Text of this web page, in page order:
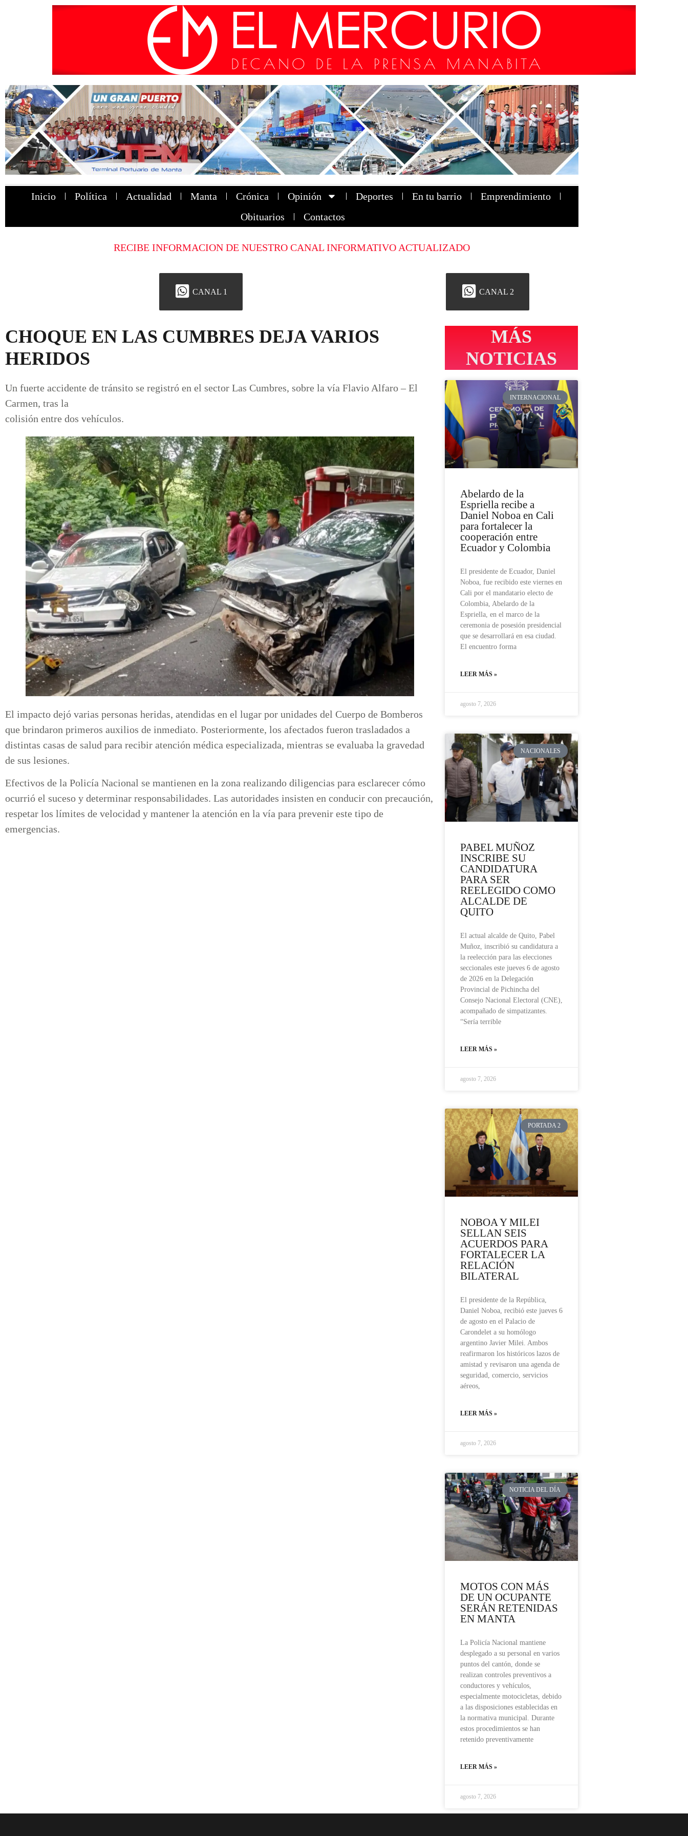
Inicio Política Actualidad Manta Crónica Opinión Deportes En tu barrio
Emprendimiento
Obituarios
Contactos
RECIBE INFORMACION DE NUESTRO CANAL INFORMATIVO ACTUALIZADO
CANAL 1 CANAL 2
CHOQUE EN LAS CUMBRES DEJA VARIOS
HERIDOS
Un fuerte accidente de tránsito se registró en el sector Las Cumbres, sobre la vía Flavio Alfaro – El
Carmen, tras la
colisión entre dos vehículos.
El impacto dejó varias personas heridas, atendidas en el lugar por unidades del Cuerpo de Bomberos
que brindaron primeros auxilios de inmediato. Posteriormente, los afectados fueron trasladados a
distintas casas de salud para recibir atención médica especializada, mientras se evaluaba la gravedad
de sus lesiones.
Efectivos de la Policía Nacional se mantienen en la zona realizando diligencias para esclarecer cómo
ocurrió el suceso y determinar responsabilidades. Las autoridades insisten en conducir con precaución,
respetar los límites de velocidad y mantener la atención en la vía para prevenir este tipo de
emergencias.
MÁS
NOTICIAS
INTERNACIONAL
Abelardo de la
Espriella recibe a
Daniel Noboa en Cali
para fortalecer la
cooperación entre
Ecuador y Colombia
El presidente de Ecuador, Daniel
Noboa, fue recibido este viernes en
Cali por el mandatario electo de
Colombia, Abelardo de la
Espriella, en el marco de la
ceremonia de posesión presidencial
que se desarrollará en esa ciudad.
El encuentro forma
LEER MÁS »
agosto 7, 2026
NACIONALES
PABEL MUÑOZ
INSCRIBE SU
CANDIDATURA
PARA SER
REELEGIDO COMO
ALCALDE DE
QUITO
El actual alcalde de Quito, Pabel
Muñoz, inscribió su candidatura a
la reelección para las elecciones
seccionales este jueves 6 de agosto
de 2026 en la Delegación
Provincial de Pichincha del
Consejo Nacional Electoral (CNE),
acompañado de simpatizantes.
“Sería terrible
LEER MÁS »
agosto 7, 2026
PORTADA 2
NOBOA Y MILEI
SELLAN SEIS
ACUERDOS PARA
FORTALECER LA
RELACIÓN
BILATERAL
El presidente de la República,
Daniel Noboa, recibió este jueves 6
de agosto en el Palacio de
Carondelet a su homólogo
argentino Javier Milei. Ambos
reafirmaron los históricos lazos de
amistad y revisaron una agenda de
seguridad, comercio, servicios
aéreos,
LEER MÁS »
agosto 7, 2026
NOTICIA DEL DÍA
MOTOS CON MÁS
DE UN OCUPANTE
SERÁN RETENIDAS
EN MANTA
La Policía Nacional mantiene
desplegado a su personal en varios
puntos del cantón, donde se
realizan controles preventivos a
conductores y vehículos,
especialmente motocicletas, debido
a las disposiciones establecidas en
la normativa municipal. Durante
estos procedimientos se han
retenido preventivamente
LEER MÁS »
agosto 7, 2026